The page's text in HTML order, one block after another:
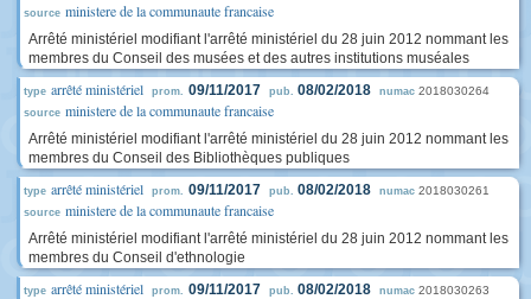
source ministere de la communaute francaise
Arrêté ministériel modifiant l'arrêté ministériel du 28 juin 2012 nommant les
membres du Conseil des musées et des autres institutions muséales
type arrêté ministériel prom. 09/11/2017 pub. 08/02/2018 numac 2018030264
source ministere de la communaute francaise
Arrêté ministériel modifiant l'arrêté ministériel du 28 juin 2012 nommant les
membres du Conseil des Bibliothèques publiques
type arrêté ministériel prom. 09/11/2017 pub. 08/02/2018 numac 2018030261
source ministere de la communaute francaise
Arrêté ministériel modifiant l'arrêté ministériel du 28 juin 2012 nommant les
membres du Conseil d'ethnologie
type arrêté ministériel prom. 09/11/2017 pub. 08/02/2018 numac 2018030263